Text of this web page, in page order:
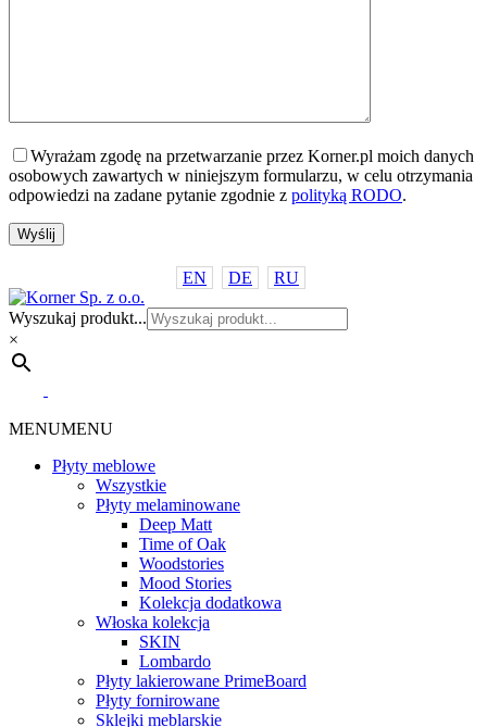
Wyrażam zgodę na przetwarzanie przez Korner.pl moich danych
osobowych zawartych w niniejszym formularzu, w celu otrzymania
odpowiedzi na zadane pytanie zgodnie z polityką RODO.
EN DE RU
Wyszukaj produkt...
×
MENUMENU
Płyty meblowe
Wszystkie
Płyty melaminowane
Deep Matt
Time of Oak
Woodstories
Mood Stories
Kolekcja dodatkowa
Włoska kolekcja
SKIN
Lombardo
Płyty lakierowane PrimeBoard
Płyty fornirowane
Sklejki meblarskie